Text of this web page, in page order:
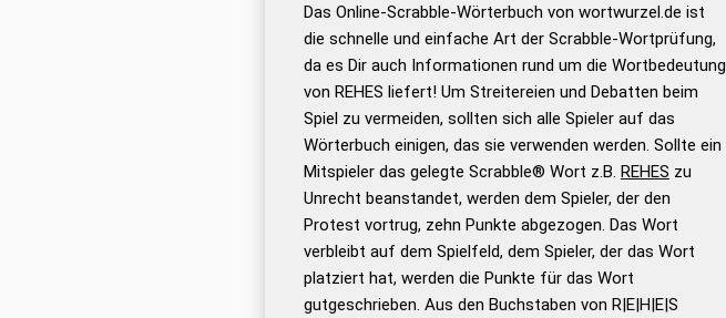
Wortwurzel liefert mit Hilfe eines semantischen
Wortanalyse-Algorithmus gute Anhaltspunkte zu
Wortbedeutung, Worttrennung und Wortform, um die
Gültigkeit eines Wortes für das Scrabble-Spiel zu
bestimmen! zugelassene Turnier Scrabble-
Wörterbücher sind:
Duden – Standardwerk in 12
Bänden
Duden – Richtiges und gutes
Deutsch
Das Online-Scrabble-Wörterbuch von wortwurzel.de ist
die schnelle und einfache Art der Scrabble-Wortprüfung,
da es Dir auch Informationen rund um die Wortbedeutung
von REHES liefert! Um Streitereien und Debatten beim
Spiel zu vermeiden, sollten sich alle Spieler auf das
Wörterbuch einigen, das sie verwenden werden. Sollte ein
Mitspieler das gelegte Scrabble® Wort z.B. REHES zu
Unrecht beanstandet, werden dem Spieler, der den
Protest vortrug, zehn Punkte abgezogen. Das Wort
verbleibt auf dem Spielfeld, dem Spieler, der das Wort
platziert hat, werden die Punkte für das Wort
gutgeschrieben. Aus den Buchstaben von R|E|H|E|S